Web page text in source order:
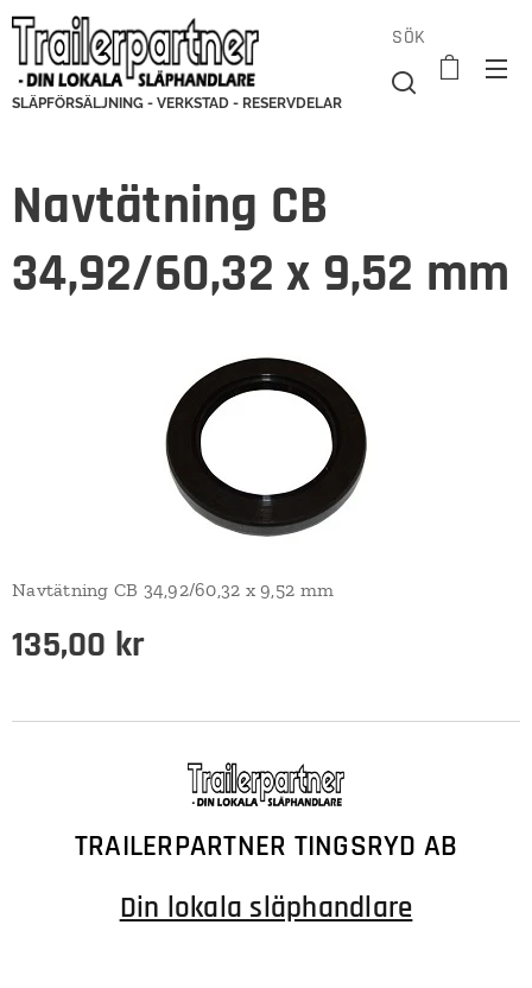
SLÄPFÖRSÄLJNING - VERKSTAD - RESERVDELAR
SÖK
Navtätning CB
34,92/60,32 x 9,52 mm
Navtätning CB 34,92/60,32 x 9,52 mm
135,00 kr
TRAILERPARTNER TINGSRYD AB
Din lokala släphandlare